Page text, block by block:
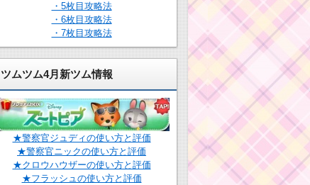
・5枚目攻略法
・6枚目攻略法
・7枚目攻略法
ツムツム4月新ツム情報
★警察官ジュディの使い方と評価
★警察官ニックの使い方と評価
★クロウハウザーの使い方と評価
★フラッシュの使い方と評価